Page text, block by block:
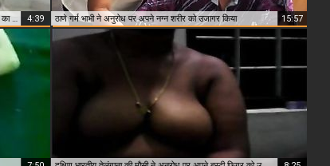
परिपक्व पाकी भाभी ने अपने नग्न चित्र और पड़ोसी द्वारा कठिन गड़बड़ का पर्दाफाश किया 4:39 ठाणे गर्म भाभी ने अनुरोध पर अपने नग्न शरीर को उजागर किया 15:57